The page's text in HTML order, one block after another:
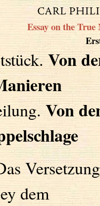
Essay on the
Von
Von
dem